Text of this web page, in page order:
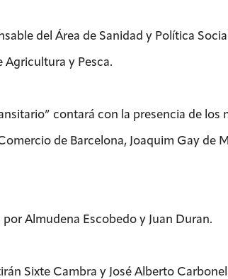
del Área de Sanidad y Política
Agricultura y Pesca.
contará con la presencia de los
de Barcelona, Joaquim Gay de
Almudena Escobedo y Juan Duran.
Sixte Cambra y José Alberto